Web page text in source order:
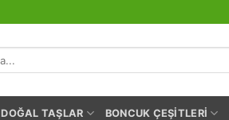
DOĞAL TAŞLAR BONCUK ÇEŞITLERI